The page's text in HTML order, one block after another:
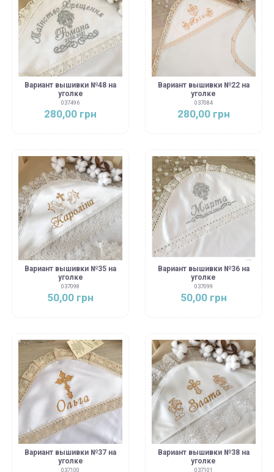
Вариант вышивки №48 на
уголке
037496
280,00 грн
Вариант вышивки №22 на
уголке
037084
280,00 грн
Вариант вышивки №35 на
уголке
037098
50,00 грн
Вариант вышивки №36 на
уголке
037099
50,00 грн
Вариант вышивки №37 на
уголке
037100
Вариант вышивки №38 на
уголке
037101